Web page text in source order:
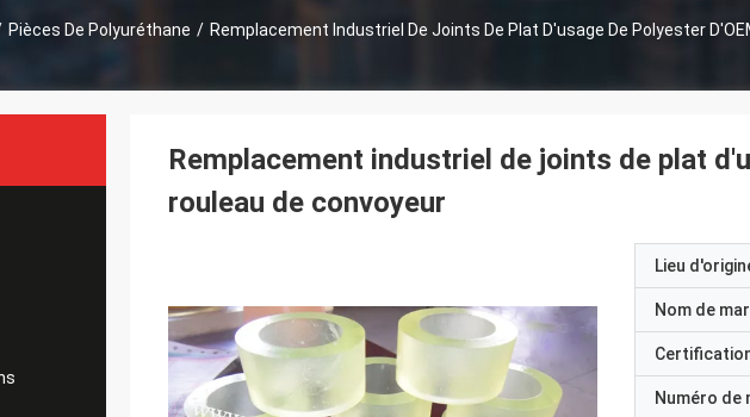
Pièces De Polyuréthane / Remplacement Industriel De Joints De Plat D'usage De Polyester
Remplacement industriel de joints de plat
rouleau de convoyeur
Lieu
Nom de
Numéro de